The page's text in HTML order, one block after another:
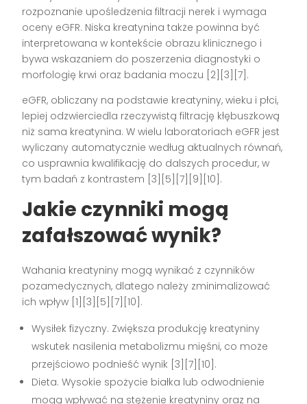
rozpoznanie upośledzenia filtracji nerek i wymaga
oceny eGFR. Niska kreatynina także powinna być
interpretowana w kontekście obrazu klinicznego i
bywa wskazaniem do poszerzenia diagnostyki o
morfologię krwi oraz badania moczu [2][3][7].
eGFR, obliczany na podstawie kreatyniny, wieku i płci,
lepiej odzwierciedla rzeczywistą filtrację kłębuszkową
niż sama kreatynina. W wielu laboratoriach eGFR jest
wyliczany automatycznie według aktualnych równań,
co usprawnia kwalifikację do dalszych procedur, w
tym badań z kontrastem [3][5][7][9][10].
Jakie czynniki mogą
zafałszować wynik?
Wahania kreatyniny mogą wynikać z czynników
pozamedycznych, dlatego należy zminimalizować
ich wpływ [1][3][5][7][10].
Wysiłek fizyczny. Zwiększa produkcję kreatyniny
wskutek nasilenia metabolizmu mięśni, co może
przejściowo podnieść wynik [3][7][10].
Dieta. Wysokie spożycie białka lub odwodnienie
mogą wpływać na stężenie kreatyniny oraz na